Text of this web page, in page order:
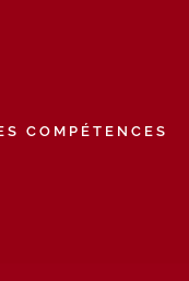
COMPÉTENCES